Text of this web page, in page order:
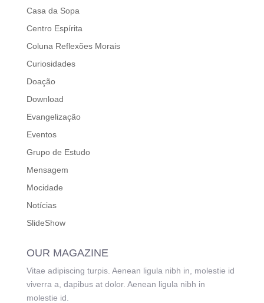
Casa da Sopa
Centro Espírita
Coluna Reflexões Morais
Curiosidades
Doação
Download
Evangelização
Eventos
Grupo de Estudo
Mensagem
Mocidade
Notícias
SlideShow
OUR MAGAZINE
Vitae adipiscing turpis. Aenean ligula nibh in, molestie id
viverra a, dapibus at dolor. Aenean ligula nibh in
molestie id.